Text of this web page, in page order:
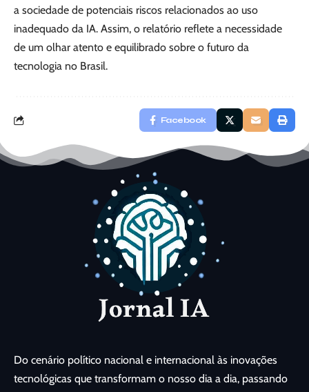
a sociedade de potenciais riscos relacionados ao uso
inadequado da IA. Assim, o relatório reflete a necessidade
de um olhar atento e equilibrado sobre o futuro da
tecnologia no Brasil.
Facebook
Do cenário político nacional e internacional às inovações
tecnológicas que transformam o nosso dia a dia, passando